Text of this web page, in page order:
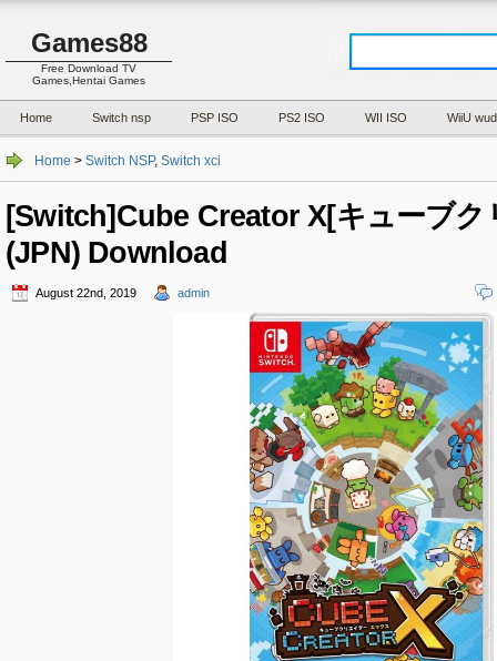
Games88
Free Download TV
Games,Hentai Games
Home Switch nsp PSP ISO PS2 ISO WII ISO WiiU wud
Home > Switch NSP, Switch xci
[Switch]Cube Creator X[キューブク
(JPN) Download
August 22nd, 2019 admin